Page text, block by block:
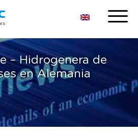
– Hidrogenera de
en Alemania